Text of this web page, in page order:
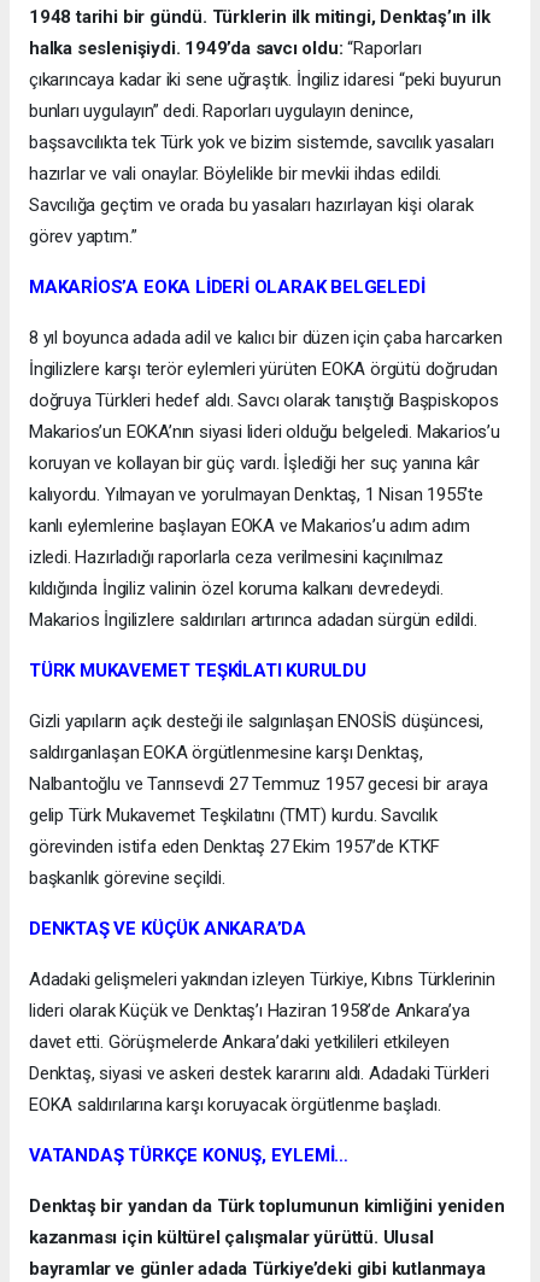
1948 tarihi bir gündü. Türklerin ilk mitingi, Denktaş’ın ilk
halka seslenişiydi. 1949’da savcı oldu:“Raporları
çıkarıncaya kadar iki sene uğraştık. İngiliz idaresi “peki buyurun
bunları uygulayın” dedi. Raporları uygulayın denince,
başsavcılıkta tek Türk yok ve bizim sistemde, savcılık yasaları
hazırlar ve vali onaylar. Böylelikle bir mevkii ihdas edildi.
Savcılığa geçtim ve orada bu yasaları hazırlayan kişi olarak
görev yaptım.”
MAKARİOS’A EOKA LİDERİ OLARAK BELGELEDİ
8 yıl boyunca adada adil ve kalıcı bir düzen için çaba harcarken
İngilizlere karşı terör eylemleri yürüten EOKA örgütü doğrudan
doğruya Türkleri hedef aldı. Savcı olarak tanıştığı Başpiskopos
Makarios’un EOKA’nın siyasi lideri olduğu belgeledi. Makarios’u
koruyan ve kollayan bir güç vardı. İşlediği her suç yanına kâr
kalıyordu. Yılmayan ve yorulmayan Denktaş, 1 Nisan 1955’te
kanlı eylemlerine başlayan EOKA ve Makarios’u adım adım
izledi. Hazırladığı raporlarla ceza verilmesini kaçınılmaz
kıldığında İngiliz valinin özel koruma kalkanı devredeydi.
Makarios İngilizlere saldırıları artırınca adadan sürgün edildi.
TÜRK MUKAVEMET TEŞKİLATI KURULDU
Gizli yapıların açık desteği ile salgınlaşan ENOSİS düşüncesi,
saldırganlaşan EOKA örgütlenmesine karşı Denktaş,
Nalbantoğlu ve Tanrısevdi 27 Temmuz 1957 gecesi bir araya
gelip Türk Mukavemet Teşkilatını (TMT) kurdu. Savcılık
görevinden istifa eden Denktaş 27 Ekim 1957’de KTKF
başkanlık görevine seçildi.
DENKTAŞ VE KÜÇÜK ANKARA’DA
Adadaki gelişmeleri yakından izleyen Türkiye, Kıbrıs Türklerinin
lideri olarak Küçük ve Denktaş’ı Haziran 1958’de Ankara’ya
davet etti. Görüşmelerde Ankara’daki yetkilileri etkileyen
Denktaş, siyasi ve askeri destek kararını aldı. Adadaki Türkleri
EOKA saldırılarına karşı koruyacak örgütlenme başladı.
VATANDAŞ TÜRKÇE KONUŞ, EYLEMİ…
Denktaş bir yandan da Türk toplumunun kimliğini yeniden
kazanması için kültürel çalışmalar yürüttü. Ulusal
bayramlar ve günler adada Türkiye’deki gibi kutlanmaya